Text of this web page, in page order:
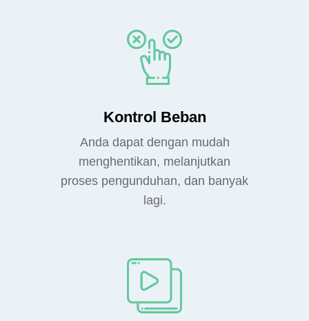
Kontrol Beban
Anda dapat dengan mudah
menghentikan, melanjutkan
proses pengunduhan, dan banyak
lagi.